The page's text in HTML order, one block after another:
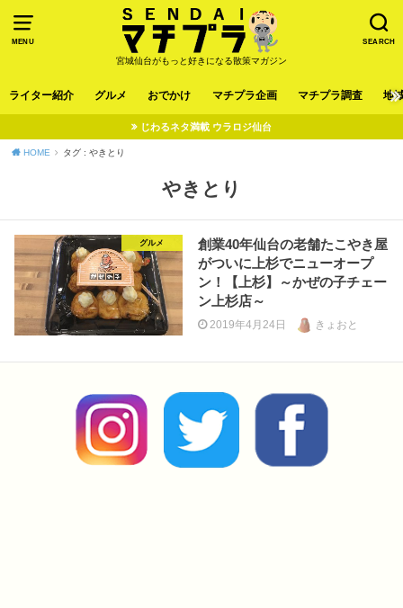
MENU SEARCH
宮城仙台がもっと好きになる散策マガジン
ライター紹介 グルメ おでかけ マチプラ企画 マチプラ調査 地
じわるネタ満載 ウラロジ仙台
HOME タグ : やきとり
やきとり
グルメ
創業40年仙台の老舗たこやき屋
がついに上杉でニューオープ
ン！【上杉】～かぜの子チェー
ン上杉店～
2019年4月24日 きょおと